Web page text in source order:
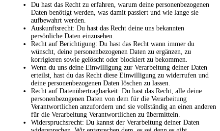
Du hast das Recht zu erfahren, warum deine personenbezogenen
Daten benötigt werden, was damit passiert und wie lange sie
aufbewahrt werden.
Auskunftsrecht: Du hast das Recht deine uns bekannten
persönliche Daten einzusehen.
Recht auf Berichtigung: Du hast das Recht wann immer du
wünscht, deine personenbezogenen Daten zu ergänzen, zu
korrigieren sowie gelöscht oder blockiert zu bekommen.
Wenn du uns deine Einwilligung zur Verarbeitung deiner Daten
erteilst, hast du das Recht diese Einwilligung zu widerrufen und
deine personenbezogenen Daten löschen zu lassen.
Recht auf Datenübertragbarkeit: Du hast das Recht, alle deine
personenbezogenen Daten von dem für die Verarbeitung
Verantwortlichen anzufordern und sie vollständig an einen anderen
für die Verarbeitung Verantwortlichen zu übermitteln.
Widerspruchsrecht: Du kannst der Verarbeitung deiner Daten